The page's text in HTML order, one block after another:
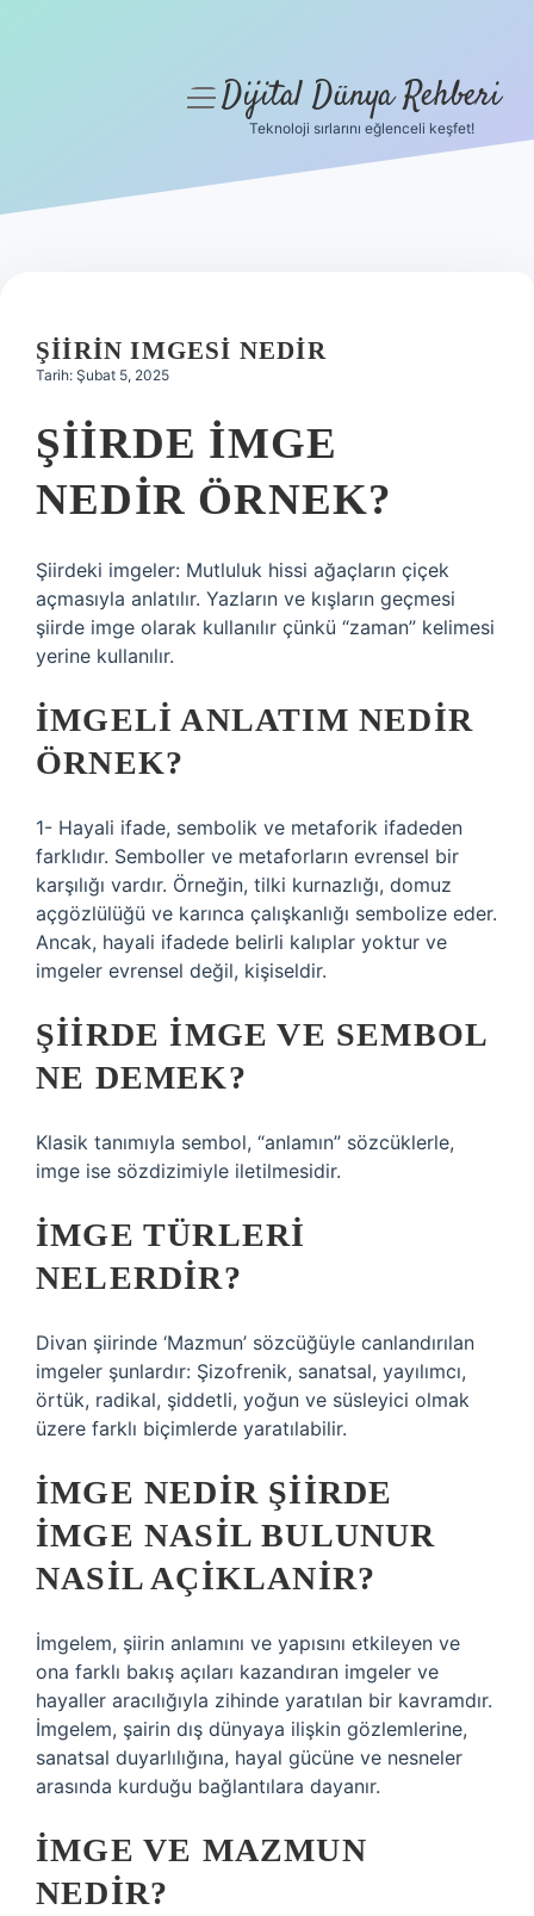
Hakkımızda
menüyüDijital Dünya Rehberi
Teknoloji sırlarını eğlenceli keşfet!
ŞIIRIN IMGESI NEDIR
Tarih: Şubat 5, 2025
ŞIIRDE IMGE
NEDIR ÖRNEK?
Şiirdeki imgeler: Mutluluk hissi ağaçların çiçek
açmasıyla anlatılır. Yazların ve kışların geçmesi
şiirde imge olarak kullanılır çünkü “zaman” kelimesi
yerine kullanılır.
İMGELI ANLATIM NEDIR
ÖRNEK?
1- Hayali ifade, sembolik ve metaforik ifadeden
farklıdır. Semboller ve metaforların evrensel bir
karşılığı vardır. Örneğin, tilki kurnazlığı, domuz
açgözlülüğü ve karınca çalışkanlığı sembolize eder.
Ancak, hayali ifadede belirli kalıplar yoktur ve
imgeler evrensel değil, kişiseldir.
ŞIIRDE IMGE VE SEMBOL
NE DEMEK?
Klasik tanımıyla sembol, “anlamın” sözcüklerle,
imge ise sözdizimiyle iletilmesidir.
İMGE TÜRLERI
NELERDIR?
Divan şiirinde ‘Mazmun’ sözcüğüyle canlandırılan
imgeler şunlardır: Şizofrenik, sanatsal, yayılımcı,
örtük, radikal, şiddetli, yoğun ve süsleyici olmak
üzere farklı biçimlerde yaratılabilir.
İMGE NEDIR ŞIIRDE
IMGE NASIL BULUNUR
NASIL AÇIKLANIR?
İmgelem, şiirin anlamını ve yapısını etkileyen ve
ona farklı bakış açıları kazandıran imgeler ve
hayaller aracılığıyla zihinde yaratılan bir kavramdır.
İmgelem, şairin dış dünyaya ilişkin gözlemlerine,
sanatsal duyarlılığına, hayal gücüne ve nesneler
arasında kurduğu bağlantılara dayanır.
İMGE VE MAZMUN
NEDIR?